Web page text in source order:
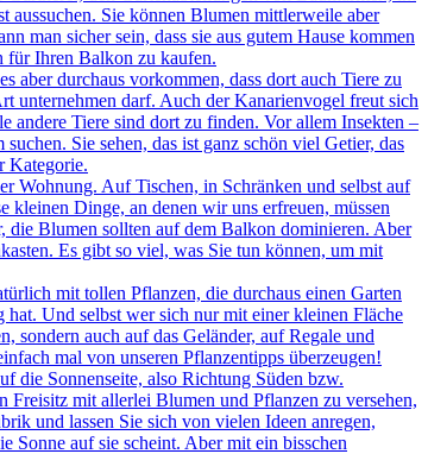
aussuchen. Sie können Blumen mittlerweile aber
man sicher sein, dass sie aus gutem Hause kommen
für Ihren Balkon zu kaufen.
aber durchaus vorkommen, dass dort auch Tiere zu
unternehmen darf. Auch der Kanarienvogel freut sich
andere Tiere sind dort zu finden. Vor allem Insekten –
Sie sehen, das ist ganz schön viel Getier, das
Kategorie.
Wohnung. Auf Tischen, in Schränken und selbst auf
Dinge, an denen wir uns erfreuen, müssen
die Blumen sollten auf dem Balkon dominieren. Aber
Es gibt so viel, was Sie tun können, um mit
mit tollen Pflanzen, die durchaus einen Garten
Und selbst wer sich nur mit einer kleinen Fläche
sondern auch auf das Geländer, auf Regale und
mal von unseren Pflanzentipps überzeugen!
die Sonnenseite, also Richtung Süden bzw.
Freisitz mit allerlei Blumen und Pflanzen zu versehen,
und lassen Sie sich von vielen Ideen anregen,
Sonne auf sie scheint. Aber mit ein bisschen